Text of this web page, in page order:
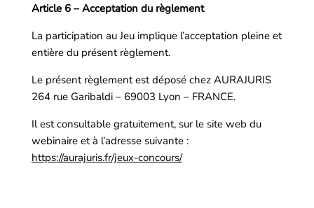
Article 6 – Acceptation du règlement
La participation au Jeu implique l’acceptation pleine et
entière du présent règlement.
Le présent règlement est déposé chez AURAJURIS
264 rue Garibaldi – 69003 Lyon – FRANCE.
Il est consultable gratuitement, sur le site web du
webinaire et à l’adresse suivante :
https://aurajuris.fr/jeux-concours/